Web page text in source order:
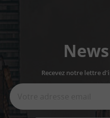
Recevez notre lettre